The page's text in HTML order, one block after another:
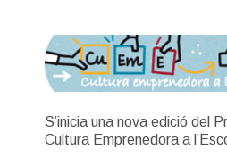
S’inicia una nova edició del
Cultura Emprenedora a